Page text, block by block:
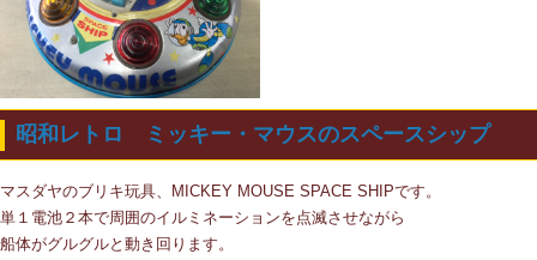
昭和レトロ ミッキー・マウスのスペースシップ
マスダヤのブリキ玩具、MICKEY MOUSE SPACE SHIPです。
単１電池２本で周囲のイルミネーションを点滅させながら
船体がグルグルと動き回ります。